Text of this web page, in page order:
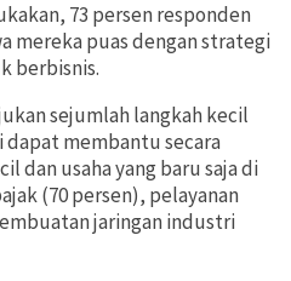
73 persen responden
mereka puas dengan strategi
berbisnis.
sejumlah langkah kecil
membantu secara
dan usaha yang baru saja di
(70 persen), pelayanan
jaringan industri